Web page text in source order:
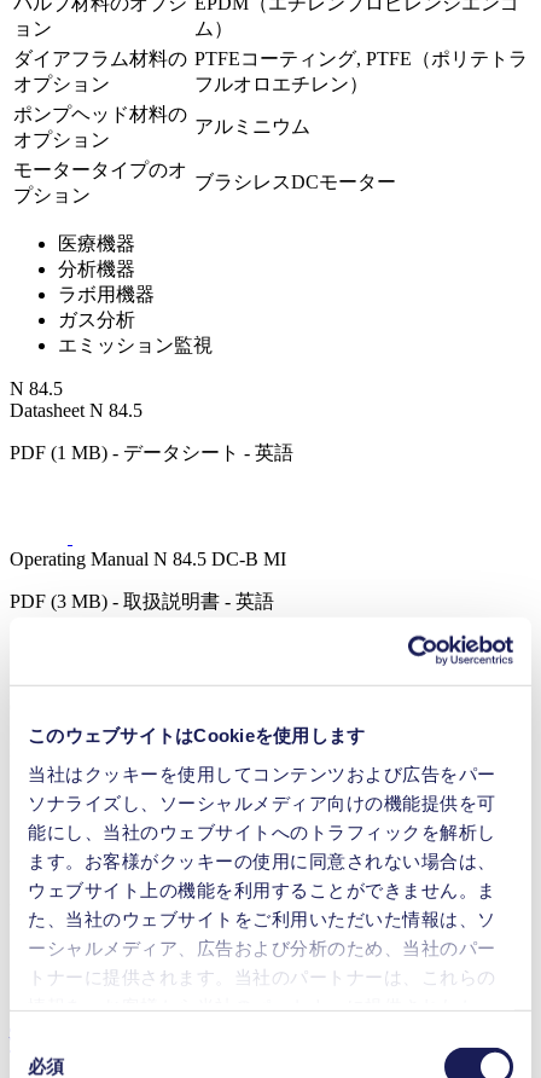
このウェブサイトはCookieを使用します
当社はクッキーを使用してコンテンツおよび広告をパー
ソナライズし、ソーシャルメディア向けの機能提供を可
能にし、当社のウェブサイトへのトラフィックを解析し
ます。お客様がクッキーの使用に同意されない場合は、
ウェブサイト上の機能を利用することができません。ま
た、当社のウェブサイトをご利用いただいた情報は、ソ
ーシャルメディア、広告および分析のため、当社のパー
トナーに提供されます。当社のパートナーは、これらの
データと組み合わせる場合があります。お客様の同意登
同
必須
ョン
ム）
ダイアフラム材料の
オプション
PTFEコーティング, PTFE（ポリテトラ
フルオロエチレン）
ポンプヘッド材料の
オプション
アルミニウム
モータータイプのオ
プション
ブラシレスDCモーター
医療機器
分析機器
ラボ用機器
ガス分析
エミッション監視
N 84.5
Datasheet N 84.5
PDF (1 MB) - データシート - 英語
Operating Manual N 84.5 DC-B MI
PDF (3 MB) - 取扱説明書 - 英語
PDF (2 MB) - 取扱説明書 - 英語
3D CAD Model N 84.5
ZIP (127 MB) - CADデータ - 英語